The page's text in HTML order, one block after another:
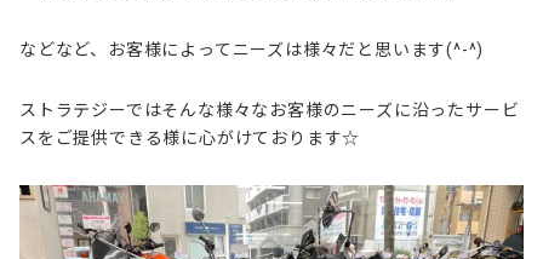
などなど、お客様によってニーズは様々だと思います(^-^)
ストラテジーではそんな様々なお客様のニーズに沿ったサービ
スをご提供できる様に心がけております☆